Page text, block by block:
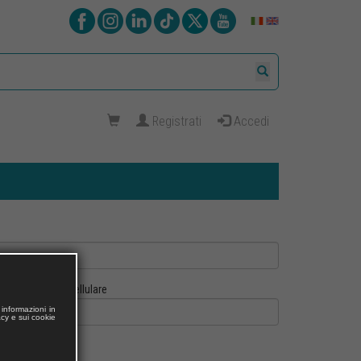
Registrati Accedi
Cellulare
in
e sui cookie